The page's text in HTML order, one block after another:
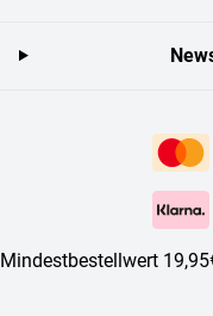
Mindestbestellwert